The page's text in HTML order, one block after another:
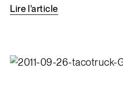
Lire l'article